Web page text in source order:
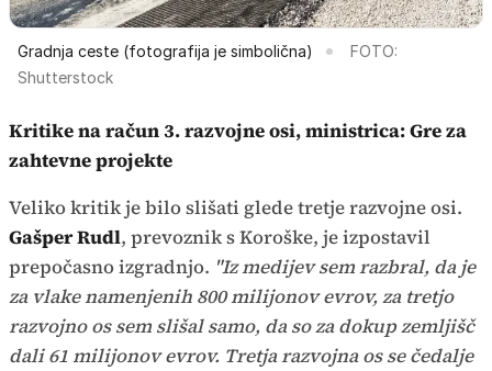
Gradnja ceste (fotografija je simbolična)
FOTO:
Shutterstock
Kritike na račun 3. razvojne osi, ministrica: Gre za
zahtevne projekte
Veliko kritik je bilo slišati glede tretje razvojne osi.
Gašper Rudl, prevoznik s Koroške, je izpostavil
prepočasno izgradnjo. "Iz medijev sem razbral, da je
za vlake namenjenih 800 milijonov evrov, za tretjo
razvojno os sem slišal samo, da so za dokup zemljišč
dali 61 milijonov evrov. Tretja razvojna os se čedalje